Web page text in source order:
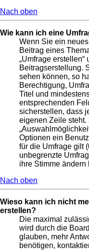
Nach oben
Wie kann ich eine
Wenn Sie ein
Beitrag eines
„Umfrage
Beitragserstellung.
sehen können, so
Berechtigung,
Titel und
entsprechenden
sicherstellen, dass
eigenen Zeile
Optionen ein
für die Umfrage gilt
unbegrenzte
ihre Stimme ändern
Nach oben
Wieso kann ich nicht
erstellen?
Die maximal
wird durch die
glauben, mehr
benötigen,